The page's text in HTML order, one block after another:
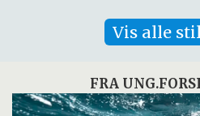
Vis alle
FRA